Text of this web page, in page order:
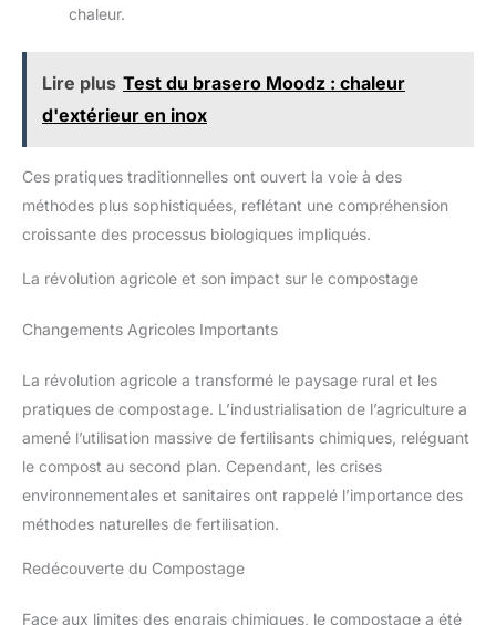
chaleur.
Lire plus Test du brasero Moodz : chaleur
d'extérieur en inox
Ces pratiques traditionnelles ont ouvert la voie à des
méthodes plus sophistiquées, reflétant une compréhension
croissante des processus biologiques impliqués.
La révolution agricole et son impact sur le compostage
Changements Agricoles Importants
La révolution agricole a transformé le paysage rural et les
pratiques de compostage. L’industrialisation de l’agriculture a
amené l’utilisation massive de fertilisants chimiques, reléguant
le compost au second plan. Cependant, les crises
environnementales et sanitaires ont rappelé l’importance des
méthodes naturelles de fertilisation.
Redécouverte du Compostage
Face aux limites des engrais chimiques, le compostage a été